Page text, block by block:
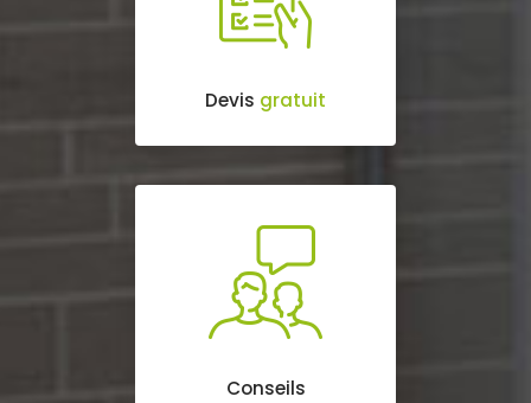
Devis gratuit
Conseils